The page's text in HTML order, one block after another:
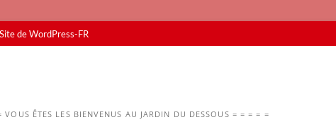
Site de WordPress-FR
ÊTES LES BIENVENUS AU JARDIN DU DESSOUS = = = = =